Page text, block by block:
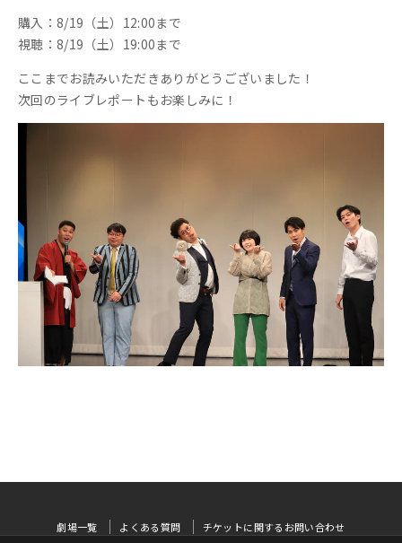
購入：8/19（土）12:00まで
視聴：8/19（土）19:00まで
ここまでお読みいただきありがとうございました！
次回のライブレポートもお楽しみに！
劇場一覧 よくある質問 チケットに関するお問い合わせ